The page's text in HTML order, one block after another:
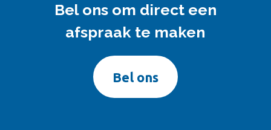
Bel ons om direct een
afspraak te maken
Bel ons